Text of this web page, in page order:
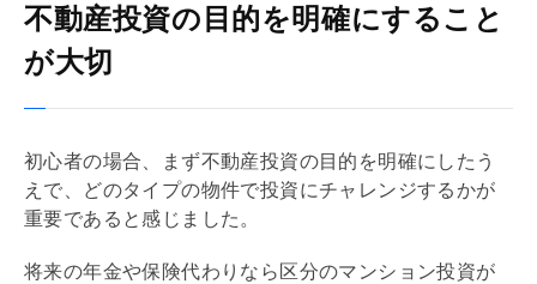
不動産投資の目的を明確にすること
が大切
初心者の場合、まず不動産投資の目的を明確にしたう
えで、どのタイプの物件で投資にチャレンジするかが
重要であると感じました。
将来の年金や保険代わりなら区分のマンション投資が